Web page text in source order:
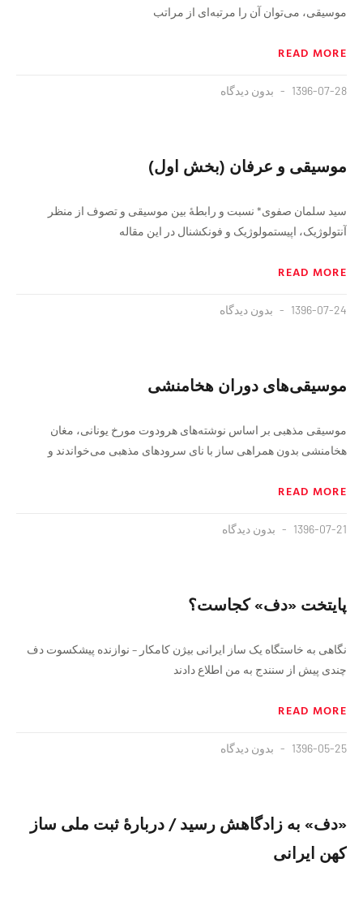
موسیقی،‌ می‌توان آن را مرتبه‌ای از مراتب
READ MORE
1396-07-28 بدون دیدگاه
موسیقی و عرفان (بخش اول)
سيد سلمان صفوی* نسبت و رابطۀ بین موسیقی و تصوف از منظر
آنتولوژیک، اپیستمولوژیک و فونکشنال در این مقاله
READ MORE
1396-07-24 بدون دیدگاه
موسیقی‌های دوران هخامنشی
موسیقی مذهبی بر اساس نوشته‌های هرودوت مورخ یونانی، مغان
هخامنشی بدون همراهی ساز با نای سرودهای مذهبی می‌خواندند و
READ MORE
1396-07-21 بدون دیدگاه
پایتخت «دف» کجاست؟
نگاهی به خاستگاه یک ساز ایرانی بیژن کامکار – نوازنده پیشکسوت دف
چندی پیش از سنندج به من اطلاع دادند
READ MORE
1396-05-25 بدون دیدگاه
«دف» به زادگاهش رسید / دربارهٔ ثبت ملی ساز
کهن ایرانی